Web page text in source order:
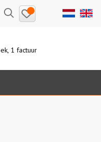
ZoekenBewaarde
uitjes
1 factuur